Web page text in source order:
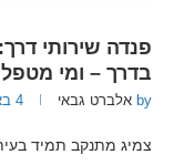
פנדה שירותי
בדרך – ומי מטפל
by אלברט גבאי 4 באוגוסט 2026
צמיג מתנקב תמיד